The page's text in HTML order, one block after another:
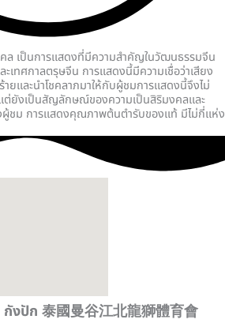
ล เป็นการแสดงที่มีความสำคัญในวัฒนธรรมจีน
ะเทศกาลตรุษจีน การแสดงนี้มีความเชื่อว่าเสียง
ยและนำโชคลาภมาให้กับผู้ชมการแสดงนี้จึงไม่
ต่ยังเป็นสัญลักษณ์ของความเป็นสิริมงคลและ
ผู้ชม การแสดงคุณภาพต้นตำรับของแท้ มีไม่กี่เเห่ง
งปัก 泰國曼谷江北龍獅體育會